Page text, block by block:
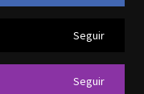
Seguir
Seguir